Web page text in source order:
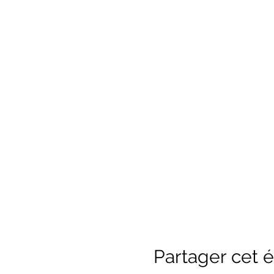
Partager cet